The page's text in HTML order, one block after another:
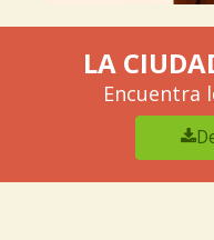
LA
Encuentra